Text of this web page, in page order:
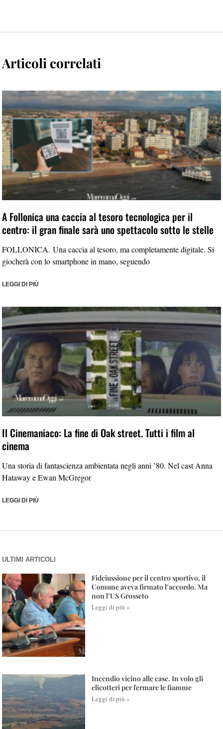
Articoli correlati
A Follonica una caccia al tesoro tecnologica per il
centro: il gran finale sarà uno spettacolo sotto le stelle
FOLLONICA. Una caccia al tesoro, ma completamente digitale. Si
giocherà con lo smartphone in mano, seguendo
LEGGI DI PIÙ
Il Cinemaniaco: La fine di Oak street. Tutti i film al
cinema
Una storia di fantascienza ambientata negli anni ’80. Nel cast Anna
Hataway e Ewan McGregor
LEGGI DI PIÙ
ULTIMI ARTICOLI
Fideiussione per il centro sportivo, il
Comune aveva firmato l’accordo. Ma
non l’US Grosseto
Leggi di più »
Incendio vicino alle case. In volo gli
elicotteri per fermare le fiamme
Leggi di più »